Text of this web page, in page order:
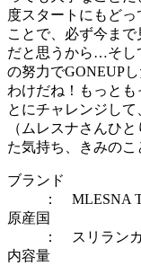
度スタートにもど
ことで、必ず今ま
だと思うから…そし
の努力でGONEUP
わけだね！もっと
とにチャレンジして
（ムレスナさんひ
た気持ち、きみのこ
ブランド
： MLESNA
原産国
： スリランカ
内容量